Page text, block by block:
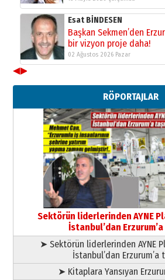
Esat BİNDESEN
Başkan Sekmen’den
bir vizyon proje daha!
02 Ağustos 2026 Pazar
Kadir SABUNCUOĞLU
Kenan GÜLERCİ
Murat Şahsuvaroğlu
çıtayı yukarı taşırken,
yönetimdekiler aşağı
çekmemeli!
17 Şubat 2026 SalıOrhan BOZKURT
Bir fotoğraf, bir şehir, bir
gazeteci… Dizginler kimin
elinde?
31 Mart 2026 Salı
A. Berhan Yılmaz
BİR BÖLÜM DEĞİL, BİR
SEÇİYORSUNUZ… “NEDEN
ATATÜRK ÜNİVERSİTESİ?”
28 Temmuz 2026 Salı
◀▶
RÖPORTAJLAR
Sektörün liderlerinden AYNE
İstanbul’dan Erzurum’a
➤ Sektörün liderlerinden AYNE
İstanbul’dan Erzurum’a
➤ Kitaplara Yansıyan